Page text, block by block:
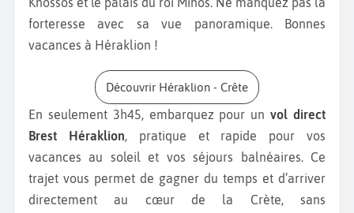
forteresse avec sa vue panoramique. Bonnes
vacances à Héraklion !
Découvrir Héraklion - Crête
En seulement 3h45, embarquez pour unvol direct
Brest Héraklion, pratique et rapide pour vos
vacances au soleil et vos séjours balnéaires. Ce
trajet vous permet de gagner du temps et d’arriver
directement au cœur de la Crète, sans